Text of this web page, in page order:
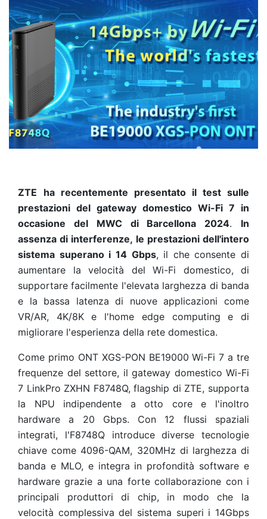
ZTE
ha recentemente presentato il test sulle
prestazioni del gateway domestico Wi-Fi 7 in
occasione del MWC di Barcellona 2024. In
assenza di interferenze, le prestazioni dell'intero
sistema superano i 14 Gbps, il che consente di
aumentare la velocità del Wi-Fi domestico, di
supportare facilmente l'elevata larghezza di banda
e la bassa latenza di nuove applicazioni come
VR/AR, 4K/8K e l'home edge computing e di
migliorare l'esperienza della rete domestica.
Come primo ONT XGS-PON BE19000 Wi-Fi 7 a tre
frequenze del settore, il gateway domestico Wi-Fi
7 LinkPro ZXHN F8748Q, flagship di ZTE, supporta
la NPU indipendente a otto core e l'inoltro
hardware a 20 Gbps. Con 12 flussi spaziali
integrati, l'F8748Q introduce diverse tecnologie
chiave come 4096-QAM, 320MHz di larghezza di
banda e MLO, e integra in profondità software e
hardware grazie a una forte collaborazione con i
principali produttori di chip, in modo che la
velocità complessiva del sistema superi i 14Gbps